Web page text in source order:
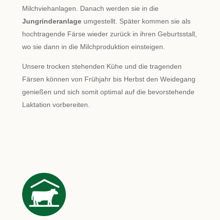
Milchviehanlagen. Danach werden sie in die
Jungrinderanlageumgestellt. Später kommen sie als
hochtragende Färse wieder zurück in ihren Geburtsstall,
wo sie dann in die Milchproduktion einsteigen.
Unsere trocken stehenden Kühe und die tragenden
Färsen können von Frühjahr bis Herbst den Weidegang
genießen und sich somit optimal auf die bevorstehende
Laktation vorbereiten.